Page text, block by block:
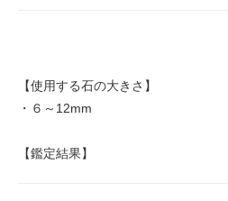
【使用する石の大きさ】
・６～12mm
【鑑定結果】